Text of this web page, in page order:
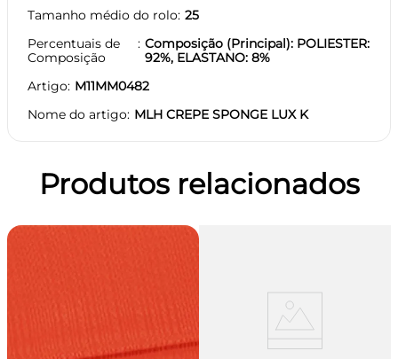
Tamanho médio do rolo 25
Percentuais de
Composição
Composição (Principal): POLIESTER:
92%, ELASTANO: 8%
Artigo M11MM0482
Nome do artigo MLH CREPE SPONGE LUX K
Produtos relacionados